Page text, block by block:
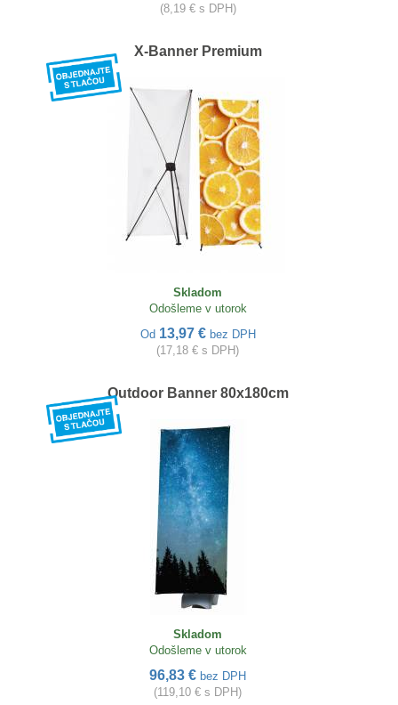
(8,19 € s DPH)
X-Banner Premium
Skladom
Odošleme v utorok
Od 13,97 € bez DPH
(17,18 € s DPH)
Outdoor Banner 80x180cm
Skladom
Odošleme v utorok
96,83 € bez DPH
(119,10 € s DPH)